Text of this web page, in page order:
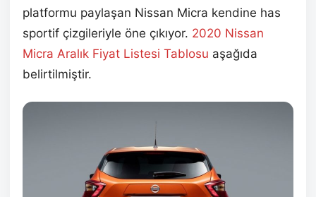
platformu paylaşan Nissan Micra kendine has
sportif çizgileriyle öne çıkıyor. 2020 Nissan
Micra Aralık Fiyat Listesi Tablosu aşağıda
belirtilmiştir.